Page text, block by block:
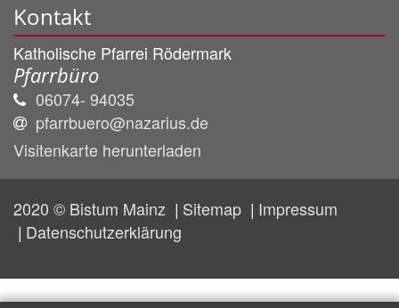
Kontakt
Katholische Pfarrei Rödermark
Pfarrbüro
06074- 94035
pfarrbuero@nazarius.de
Visitenkarte herunterladen
2020 © Bistum Mainz Sitemap
Impressum
Datenschutzerklärung